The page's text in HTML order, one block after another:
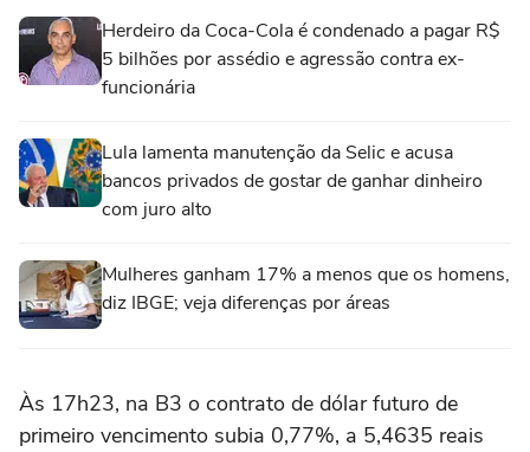
Herdeiro da Coca-Cola é condenado a pagar R$
5 bilhões por assédio e agressão contra ex-
funcionária
Lula lamenta manutenção da Selic e acusa
bancos privados de gostar de ganhar dinheiro
com juro alto
Mulheres ganham 17% a menos que os homens,
diz IBGE; veja diferenças por áreas
Às 17h23, na B3 o contrato de dólar futuro de
primeiro vencimento subia 0,77%, a 5,4635 reais